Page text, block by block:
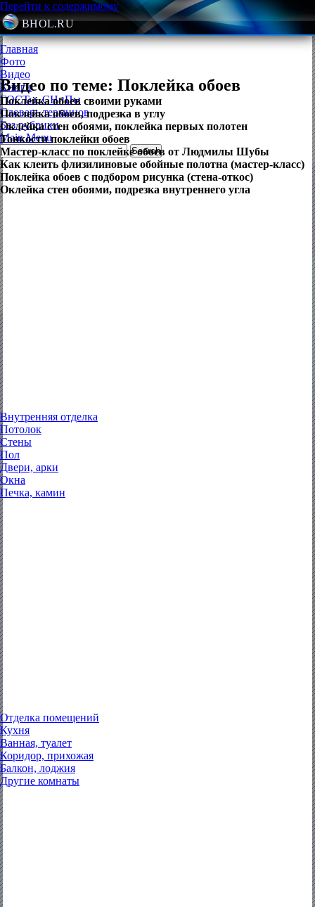
Перейти к содержимому
BHOL.RU
Главная
Фото
Видео
Книги
ГОСТы, СНиПы
Словарь терминов
Без рубрики
Main Menu
Видео по теме: Поклейка обоев
Поклейка обоев своими руками
Поклейка обоев, подрезка в углу
Оклейка стен обоями, поклейка первых полотен
Тонкости поклейки обоев
Мастер-класс по поклейке обоев от Людмилы Шубы
Как клеить флизилиновые обойные полотна (мастер-класс)
Поклейка обоев с подбором рисунка (стена-откос)
Оклейка стен обоями, подрезка внутреннего угла
Внутренняя отделка
Потолок
Стены
Пол
Двери, арки
Окна
Печка, камин
Отделка помещений
Кухня
Ванная, туалет
Коридор, прихожая
Балкон, лоджия
Другие комнаты